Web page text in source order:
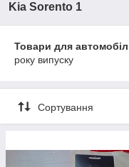
Kia Sorento 1
Товари для
року випуску
Сортування